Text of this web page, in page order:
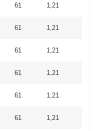
61 1,21
61 1,21
61 1,21
61 1,21
61 1,21
61 1,21